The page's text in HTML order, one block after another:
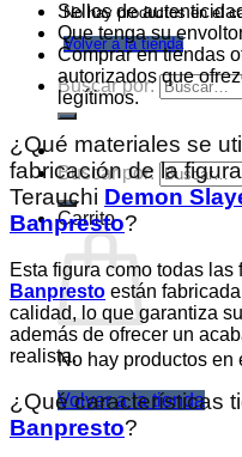
No hay productos en el
Volver a la tienda
Buscar por:
Buscar por:
Carrito
No hay productos en
Volver a la tienda
Sellos de
Que tenga su
Comprar en tiendas
autorizados que
legítimos.
¿Qué materiales se
fabricación de la
Terauchi Demon
Banpresto?
Esta figura como todas las
Banpresto están
calidad, lo que garantiza
además de ofrecer un
realista.
¿Qué características
Banpresto?